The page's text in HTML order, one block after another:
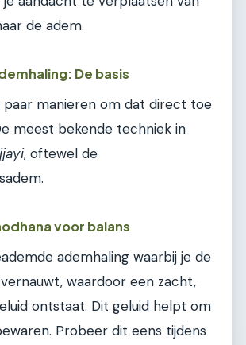
de adem.
De basis
paar manieren om dat direct toe
meest bekende techniek in
, oftewel de
voor balans
ademhaling waarbij je de
waardoor een zacht,
ontstaat. Dit geluid helpt om
Probeer dit eens tijdens